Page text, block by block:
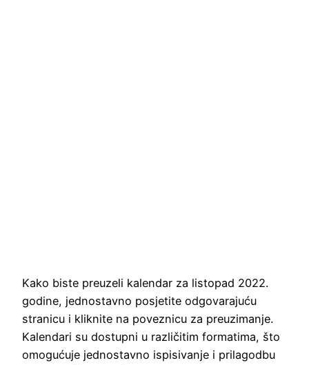
Kako biste preuzeli kalendar za listopad 2022.
godine, jednostavno posjetite odgovarajuću
stranicu i kliknite na poveznicu za preuzimanje.
Kalendari su dostupni u različitim formatima, što
omogućuje jednostavno ispisivanje i prilagodbu